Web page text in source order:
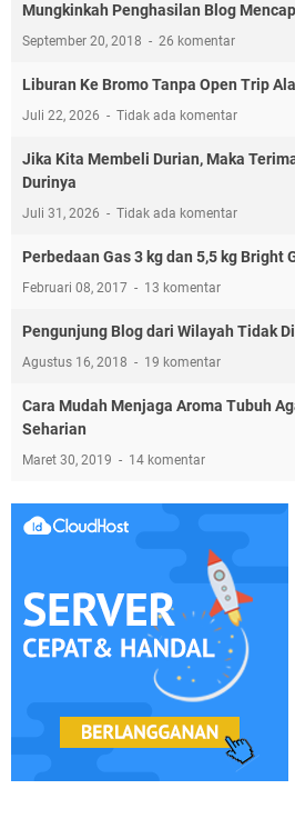
Mungkinkah Penghasilan Blog
September 20, 2018 26 komentar
Liburan Ke Bromo Tanpa Open Trip
Juli 22, 2026 Tidak ada komentar
Jika Kita Membeli Durian, Maka
Durinya
Juli 31, 2026 Tidak ada komentar
Perbedaan Gas 3 kg dan 5,5 kg Bright
Februari 08, 2017 13 komentar
Pengunjung Blog dari Wilayah Tidak
Agustus 16, 2018 19 komentar
Cara Mudah Menjaga Aroma Tubuh
Seharian
Maret 30, 2019 14 komentar